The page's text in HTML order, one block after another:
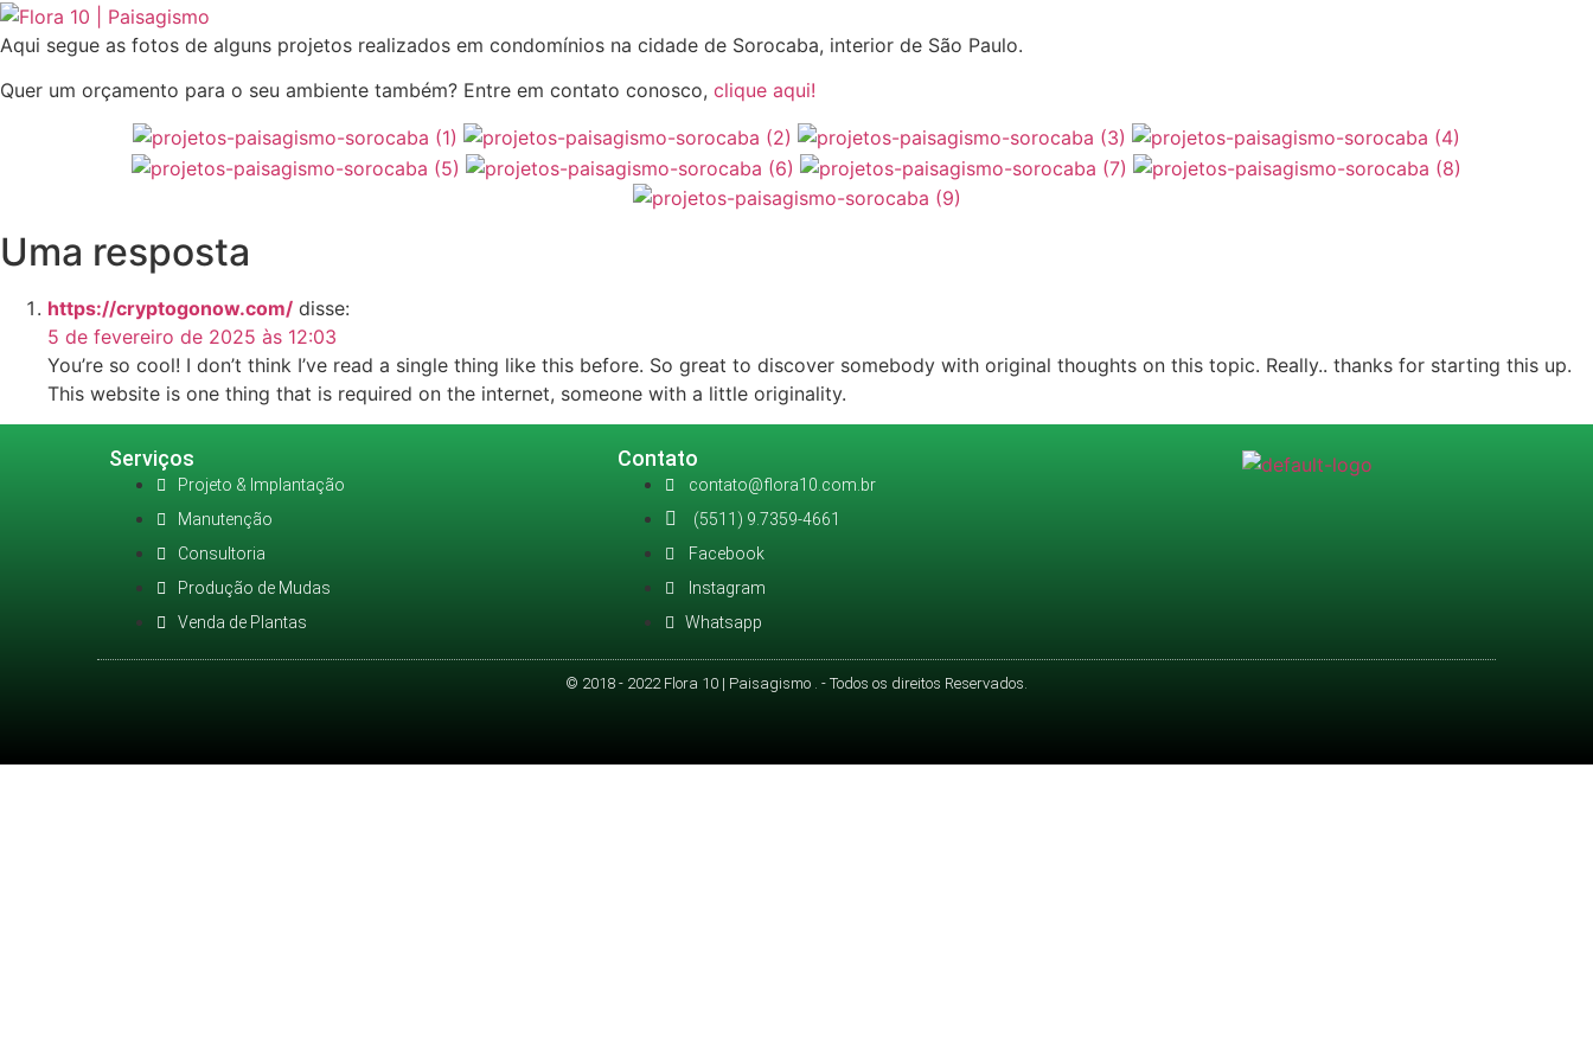
Aqui segue as fotos de alguns projetos realizados em condomínios na cidade de Sorocaba, interior de São Paulo.
Quer um orçamento para o seu ambiente também? Entre em contato conosco, clique aqui!
Uma resposta
https://cryptogonow.com/ disse:
5 de fevereiro de 2025 às 12:03
You’re so cool! I don’t think I’ve read a single thing like this before. So great to discover somebody with original thoughts on this topic. Really.. thanks for starting this up.
This website is one thing that is required on the internet, someone with a little originality.
Serviços
Projeto & Implantação
Manutenção
Consultoria
Produção de Mudas
Venda de Plantas
Contato
contato@flora10.com.br
(5511) 9.7359-4661
Facebook
Instagram
Whatsapp
© 2018 - 2022 Flora 10 | Paisagismo . - Todos os direitos Reservados.